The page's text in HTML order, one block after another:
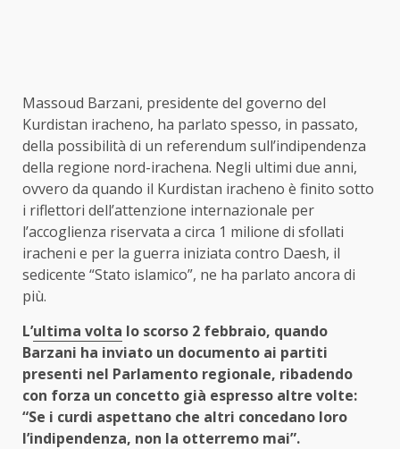
Massoud Barzani, presidente del governo del
Kurdistan iracheno, ha parlato spesso, in passato,
della possibilità di un referendum sull’indipendenza
della regione nord-irachena. Negli ultimi due anni,
ovvero da quando il Kurdistan iracheno è finito sotto
i riflettori dell’attenzione internazionale per
l’accoglienza riservata a circa 1 milione di sfollati
iracheni e per la guerra iniziata contro Daesh, il
sedicente “Stato islamico”, ne ha parlato ancora di
più.
L’ultima volta lo scorso 2 febbraio, quando
Barzani ha inviato un documento ai partiti
presenti nel Parlamento regionale, ribadendo
con forza un concetto già espresso altre volte:
“Se i curdi aspettano che altri concedano loro
l’indipendenza, non la otterremo mai”.